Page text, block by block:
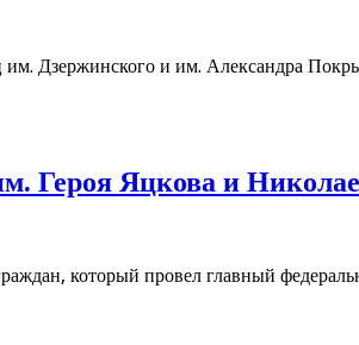
Дзержинского и им. Александра
Героя Яцкова и
который провел главный